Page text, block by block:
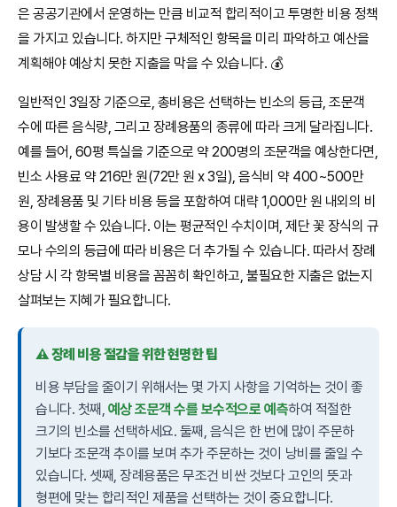
은 공공기관에서 운영하는 만큼 비교적 합리적이고 투명한 비용 정책
을 가지고 있습니다. 하지만 구체적인 항목을 미리 파악하고 예산을
계획해야 예상치 못한 지출을 막을 수 있습니다. 💰
일반적인 3일장 기준으로, 총비용은 선택하는 빈소의 등급, 조문객
수에 따른 음식량, 그리고 장례용품의 종류에 따라 크게 달라집니다.
예를 들어, 60평 특실을 기준으로 약 200명의 조문객을 예상한다면,
빈소 사용료 약 216만 원(72만 원 x 3일), 음식비 약 400~500만
원, 장례용품 및 기타 비용 등을 포함하여 대략 1,000만 원 내외의 비
용이 발생할 수 있습니다. 이는 평균적인 수치이며, 제단 꽃 장식의 규
모나 수의의 등급에 따라 비용은 더 추가될 수 있습니다. 따라서 장례
상담 시 각 항목별 비용을 꼼꼼히 확인하고, 불필요한 지출은 없는지
살펴보는 지혜가 필요합니다.
⚠️ 장례 비용 절감을 위한 현명한 팁
비용 부담을 줄이기 위해서는 몇 가지 사항을 기억하는 것이 좋
습니다. 첫째, 예상 조문객 수를 보수적으로 예측하여 적절한
크기의 빈소를 선택하세요. 둘째, 음식은 한 번에 많이 주문하
기보다 조문객 추이를 보며 추가 주문하는 것이 낭비를 줄일 수
있습니다. 셋째, 장례용품은 무조건 비싼 것보다 고인의 뜻과
형편에 맞는 합리적인 제품을 선택하는 것이 중요합니다.